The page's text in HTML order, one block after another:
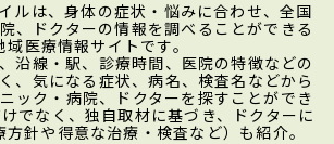
ルは、身体の症状・悩みに合わせ、全国
、ドクターの情報を調べることができる
域医療情報サイトです。
沿線・駅、診療時間、医院の特徴などの
、気になる症状、病名、検査名などから
ック・病院、ドクターを探すことができ
でなく、独自取材に基づき、ドクターに
針や得意な治療・検査など）も紹介。